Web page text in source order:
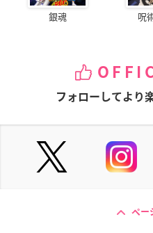
銀魂 呪
フォローしてより
ペー